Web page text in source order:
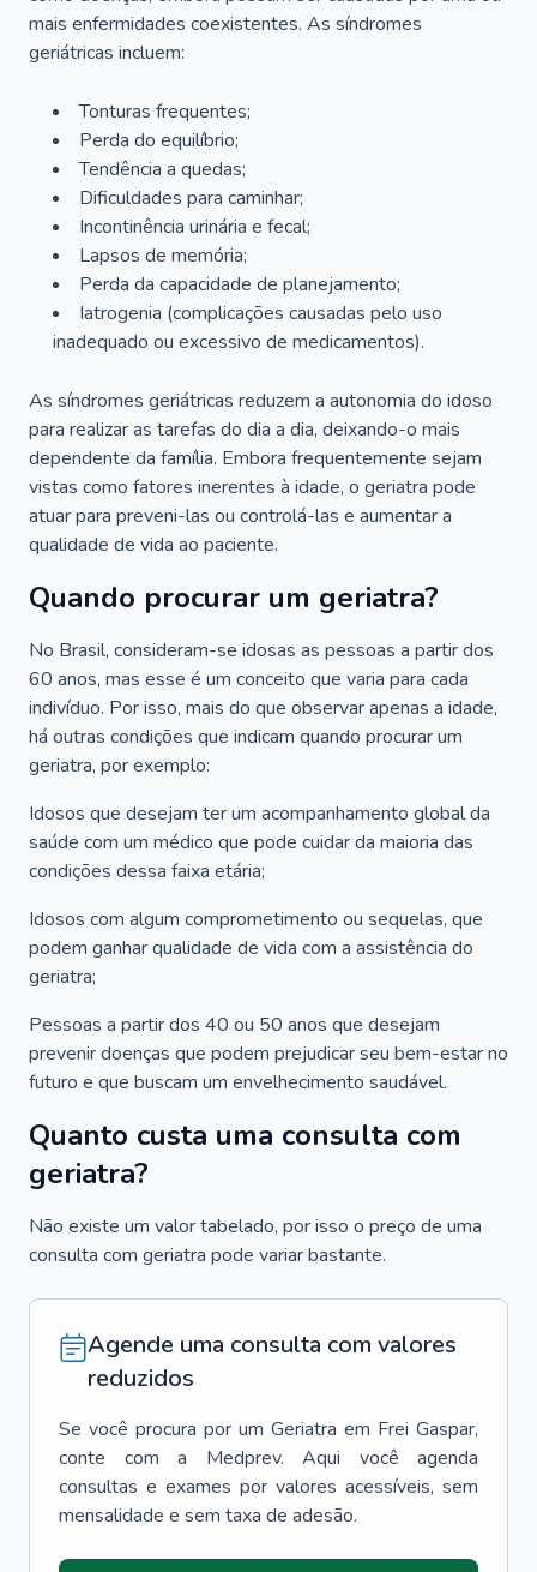
mais enfermidades coexistentes. As síndromes
geriátricas incluem:
Tonturas frequentes;
Perda do equilíbrio;
Tendência a quedas;
Dificuldades para caminhar;
Incontinência urinária e fecal;
Lapsos de memória;
Perda da capacidade de planejamento;
Iatrogenia (complicações causadas pelo uso
inadequado ou excessivo de medicamentos).
As síndromes geriátricas reduzem a autonomia do idoso
para realizar as tarefas do dia a dia, deixando-o mais
dependente da família. Embora frequentemente sejam
vistas como fatores inerentes à idade, o geriatra pode
atuar para preveni-las ou controlá-las e aumentar a
qualidade de vida ao paciente.
Quando procurar um geriatra?
No Brasil, consideram-se idosas as pessoas a partir dos
60 anos, mas esse é um conceito que varia para cada
indivíduo. Por isso, mais do que observar apenas a idade,
há outras condições que indicam quando procurar um
geriatra, por exemplo:
Idosos que desejam ter um acompanhamento global da
saúde com um médico que pode cuidar da maioria das
condições dessa faixa etária;
Idosos com algum comprometimento ou sequelas, que
podem ganhar qualidade de vida com a assistência do
geriatra;
Pessoas a partir dos 40 ou 50 anos que desejam
prevenir doenças que podem prejudicar seu bem-estar no
futuro e que buscam um envelhecimento saudável.
Quanto custa uma consulta com
geriatra?
Não existe um valor tabelado, por isso o preço de uma
consulta com geriatra pode variar bastante.
Agende uma consulta com valores
reduzidos
Se você procura por um Geriatra em Frei Gaspar,
conte com a Medprev. Aqui você agenda
consultas e exames por valores acessíveis, sem
mensalidade e sem taxa de adesão.